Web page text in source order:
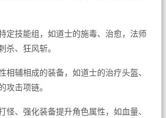
定技能组，如道士的施毒、治愈，法师
杀、狂风斩。
相辅相成的装备，如道士的治疗头盔、
攻击项链。
怪、强化装备提升角色属性，如血量、